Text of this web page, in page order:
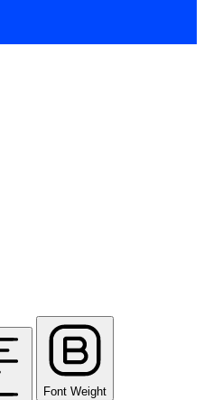
Font Weight